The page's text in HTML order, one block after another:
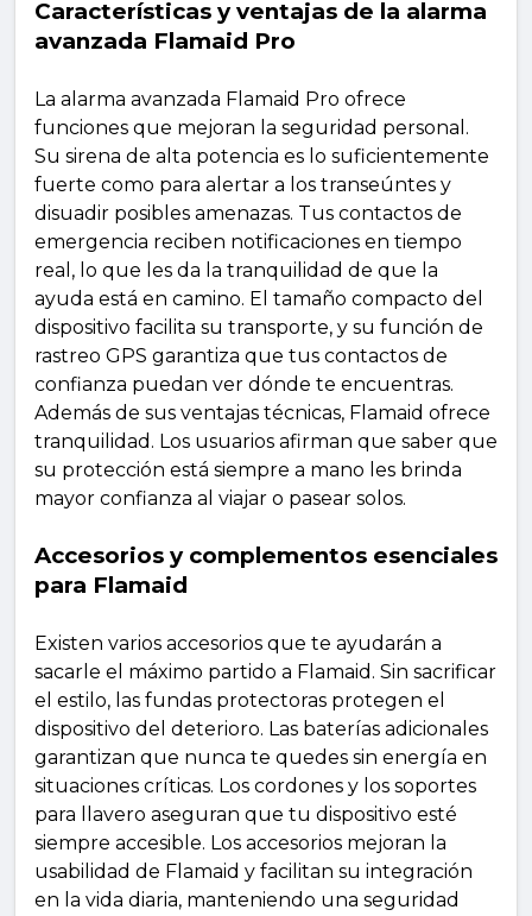
Características y ventajas de la alarma
avanzada Flamaid Pro
La alarma avanzada Flamaid Pro ofrece
funciones que mejoran la seguridad personal.
Su sirena de alta potencia es lo suficientemente
fuerte como para alertar a los transeúntes y
disuadir posibles amenazas. Tus contactos de
emergencia reciben notificaciones en tiempo
real, lo que les da la tranquilidad de que la
ayuda está en camino. El tamaño compacto del
dispositivo facilita su transporte, y su función de
rastreo GPS garantiza que tus contactos de
confianza puedan ver dónde te encuentras.
Además de sus ventajas técnicas, Flamaid ofrece
tranquilidad. Los usuarios afirman que saber que
su protección está siempre a mano les brinda
mayor confianza al viajar o pasear solos.
Accesorios y complementos esenciales
para Flamaid
Existen varios accesorios que te ayudarán a
sacarle el máximo partido a Flamaid. Sin sacrificar
el estilo, las fundas protectoras protegen el
dispositivo del deterioro. Las baterías adicionales
garantizan que nunca te quedes sin energía en
situaciones críticas. Los cordones y los soportes
para llavero aseguran que tu dispositivo esté
siempre accesible. Los accesorios mejoran la
usabilidad de Flamaid y facilitan su integración
en la vida diaria, manteniendo una seguridad